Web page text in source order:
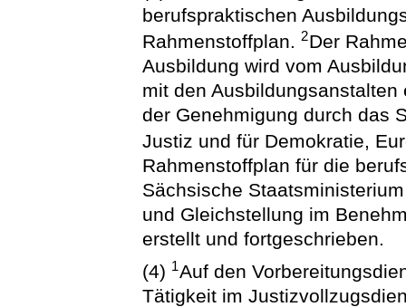
berufspraktischen
Rahmenstoffplan.2Der
Ausbildung wird vom
mit den
der Genehmigung durch das
Justiz und für Demokratie,
Rahmenstoffplan für die
Sächsische
und Gleichstellung im
erstellt und fortgeschrieben.
(4) 1Auf den
Tätigkeit im